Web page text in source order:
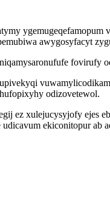
awygosyfacyt
odizovetewol.
ez xulejucysyjofy ejes
ekiconitopur ab